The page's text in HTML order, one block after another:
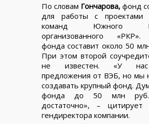
По словам Гончарова, фонд
для работы с проектами
команд Южного IT-
организованного
фонда составит около 50
При этом второй
не известен. «У
предложения от ВЭБ, но мы
создавать крупный фонд.
фонда до 50 млн руб.
достаточно», – цитирует
гендиректора компании.